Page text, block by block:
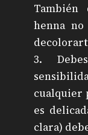
También
henna
3.
cualquier
es
clara)